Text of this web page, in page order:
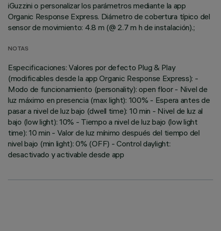
iGuzzini o personalizar los parámetros mediante la app
Organic Response Express. Diámetro de cobertura típico del
sensor de movimiento: 4.8 m (@ 2.7 m h de instalación).;
NOTAS
Especificaciones: Valores por defecto Plug & Play
(modificables desde la app Organic Response Express): -
Modo de funcionamiento (personality): open floor - Nivel de
luz máximo en presencia (max light): 100% - Espera antes de
pasar a nivel de luz bajo (dwell time): 10 min - Nivel de luz al
bajo (low light): 10% - Tiempo a nivel de luz bajo (low light
time): 10 min - Valor de luz mínimo después del tiempo del
nivel bajo (min light): 0% (OFF) - Control daylight:
desactivado y activable desde app